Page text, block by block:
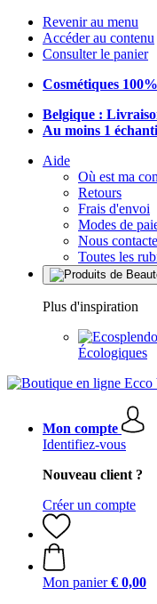
Revenir au menu
Accéder au contenu
Consulter le panier
Cosmétiques
Belgique :
Au moins 1
Aide
Où est ma
Retours
Frais d'envoi
Modes de
Nous
Toutes les
Plus d'inspiration
Écologiques
Mon compte
Identifiez-vous
Nouveau client ?
Créer un compte
Mon panier € 0,00